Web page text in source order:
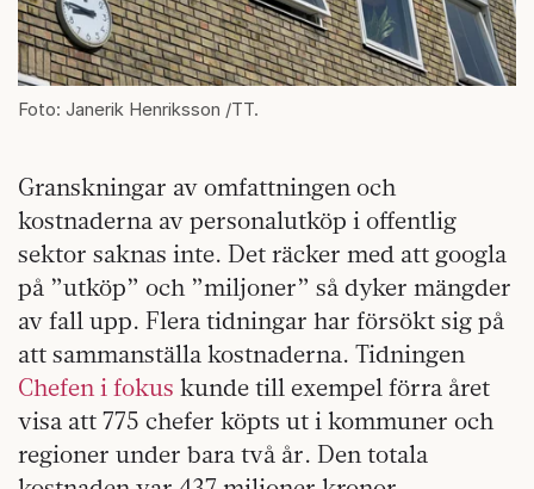
Foto: Janerik Henriksson /TT.
Granskningar av omfattningen och
kostnaderna av personalutköp i offentlig
sektor saknas inte. Det räcker med att googla
på ”utköp” och ”miljoner” så dyker mängder
av fall upp. Flera tidningar har försökt sig på
att sammanställa kostnaderna. Tidningen
Chefen i fokus kunde till exempel förra året
visa att 775 chefer köpts ut i kommuner och
regioner under bara två år. Den totala